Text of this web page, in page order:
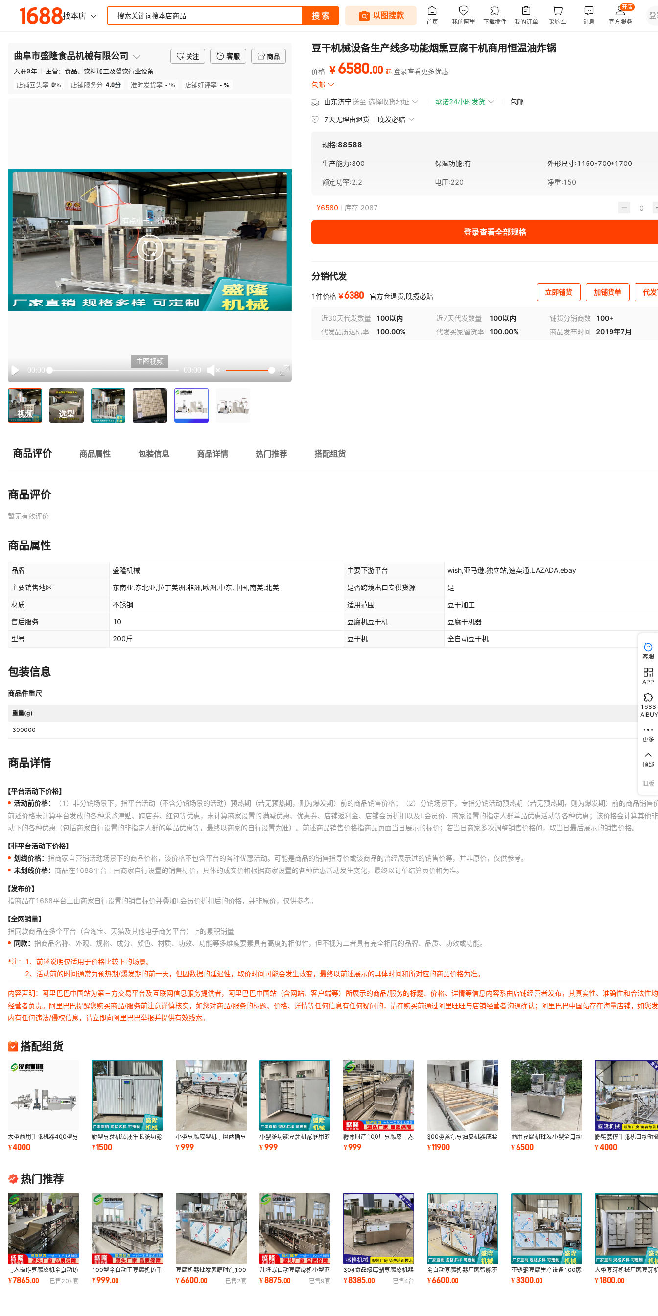
曲阜市盛隆食品机械有限公司 关注 客服
商品
入驻9年 主营： 食品、饮料加工及餐饮行业设备
店铺回头率 0% 店铺服务分 4.0分 准时发货率 - % 店铺好评率 - %
有点小卡，请重试
retry
Play
00:00 00:00
主图视频
视频 选型
豆干机械设备生产线多功能烟熏豆腐干机商用恒温油炸锅
价格 ¥ 6580.00 起 登录查看更多优惠
包邮
山东济宁送至 选择收货地址 承诺24小时发货 包邮
7天无理由退货 晚发必赔
规格:88588
生产能力:300 保温功能:有 外形尺寸:1150*700*1700
额定功率:2.2 电压:220 净重:150
¥6580 库存 2087
登录查看全部规格
分销代发
1件价格 ￥6380 官方仓退货,晚揽必赔 立即铺货 加铺货单 代
近30天代发数量 100以内 近7天代发数量 100以内 铺货分销商数
100+
代发品质达标率
100.00% 代发买家留货率 100.00% 商品发布时间 2019年7月
商品评价 商品属性 包装信息 商品详情 热门推荐 搭配组货
商品评价
暂无有效评价
商品属性
品牌 盛隆机械 主要下游平台 wish,亚马逊,独立站,速卖通,LAZADA,ebay
主要销售地区 东南亚,东北亚,拉丁美洲,非洲,欧洲,中东,中国,南美,北美 是否跨境出口专供货源 是
材质 不锈钢 适用范围 豆干加工
售后服务 10 豆腐机豆干机 豆腐干机器
型号 200斤 豆干机 全自动豆干机
包装信息
商品件重尺
重量(g)
300000
商品详情
【平台活动下价格】
活动前价格：
（1）非分销场景下，指平台活动（不含分销场景的活动）预热期（若无预热期，则为爆发期）前的商品销售价格；（2）分销场景下，专指分销活动预热期（若无预热期，则为爆发期）前的商品销售
前述价格未计算平台发放的各种采购津贴、跨店券、红包等优惠，未计算商家设置的满减优惠、优惠券、店铺返利金、店铺会员折扣以及L会员价、商家设置的指定人群单品优惠活动等各种优惠；该价格会计算其他
动下的各种优惠（包括商家自行设置的非指定人群的单品优惠等，最终以商家的自行设置为准）。前述商品销售价格指商品页面当日展示的标价；若当日商家多次调整销售价格的，取当日最后展示的销售价格。
【非平台活动下价格】
划线价格： 指商家自营销活动场景下的商品价格，该价格不包含平台的各种优惠活动。可能是商品的销售指导价或该商品的曾经展示过的销售价等，并非原价，仅供参考。
未划线价格： 商品在1688平台上由商家自行设置的销售标价，具体的成交价格根据商家设置的各种优惠活动发生变化，最终以订单结算页价格为准。
【发布价】
指商品在1688平台上由商家自行设置的销售标价并叠加L会员价折扣后的价格，并非原价，仅供参考。
【全网销量】
指同款商品在多个平台（含淘宝、天猫及其他电子商务平台）上的累积销量
同款： 指商品名称、外观、规格、成分、颜色、材质、功效、功能等多维度要素具有高度的相似性，但不视为二者具有完全相同的品牌、品质、功效或功能。
*注：
1、前述说明仅适用于价格比较下的场景。
2、活动前的时间通常为预热期/爆发期的前一天，但因数据的延迟性，取价时间可能会发生改变，最终以前述展示的具体时间和所对应的商品价格为准。
内容声明：阿里巴巴中国站为第三方交易平台及互联网信息服务提供者，阿里巴巴中国站（含网站、客户端等）所展示的商品/服务的标题、价格、详情等信息内容系由店铺经营者发布，其真实性、准确性和合法性
经营者负责。阿里巴巴提醒您购买商品/服务前注意谨慎核实，如您对商品/服务的标题、价格、详情等任何信息有任何疑问的，请在购买前通过阿里旺旺与店铺经营者沟通确认；阿里巴巴中国站存在海量店铺，如您
内有任何违法/侵权信息，请立即向阿里巴巴举报并提供有效线索。
搭配组货
大型商用千张机器400型豆
腐皮切丝机多功能豆制品设
备厂家
¥4000
新型豆芽机循环生长多功能
黄豆芽机自动淋水豆制品设
备生产线
¥1500
小型豆腐成型机一磨两桶豆
腐机时产200斤商用豆制品
加工设备
¥999
小型多功能豆芽机家庭用的
小型豆芽机豆制品设备生产
线
¥999
黔南时产100斤豆腐皮一人
操作豆腐皮机两相电自动泼
浆压榨解包
¥999
300型蒸汽豆油皮机器成套
做豆浆油皮腐竹机豆制品煮
浆设备
¥11900
商用豆腐机批发小型全自动
豆腐机厂家整套豆制品设备
¥6500
鹤壁数控千张机自动折
脑千张生产设备厂家三
豆浆机商用
¥4000
热门推荐
一人操作豆腐皮机全自动仿
手工豆皮机多功能小型豆腐
机器优惠
¥7865.00 已售20+套
100型全自动干豆腐机仿手
工干豆腐机器厂家不锈钢素
鸡机器
¥999.00
豆腐机器批发家庭时产100
到200斤豆腐机全不锈钢豆
制品设备
¥6600.00 已售2套
升降式自动豆腐皮机小型商
用豆皮机家用多功能可调速
干豆腐机7折
¥8875.00 已售9套
304食品级压制豆腐皮机器
全自动一次成型小豆皮机豆
制品设备7折
¥8385.00 已售4台
全自动豆腐机器厂家智能不
锈钢豆腐机批发两联磨浆机
生产线
¥6600.00
不锈钢豆腐生产设备100家
用小型豆腐机大豆两联磨浆
机器
¥3300.00
大型豆芽机械厂家豆芽
用全自动商用三联磨浆
备
¥1800.00
客服
APP
1688
AIBUY
更多
顶部
旧版